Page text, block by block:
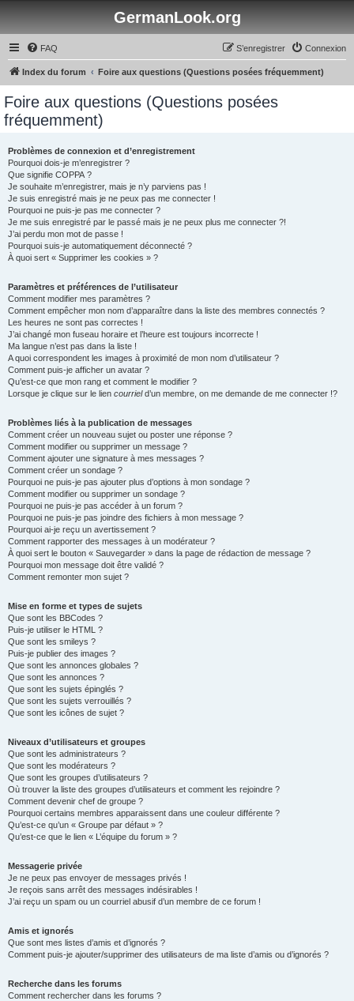
GermanLook.org
FAQ Connexion
S’enregistrer
Index du forum Foire aux questions (Questions posées fréquemment)
Foire aux questions (Questions posées
fréquemment)
Problèmes de connexion et d’enregistrement
Pourquoi dois-je m’enregistrer ?
Que signifie COPPA ?
Je souhaite m’enregistrer, mais je n’y parviens pas !
Je suis enregistré mais je ne peux pas me connecter !
Pourquoi ne puis-je pas me connecter ?
Je me suis enregistré par le passé mais je ne peux plus me connecter ?!
J’ai perdu mon mot de passe !
Pourquoi suis-je automatiquement déconnecté ?
À quoi sert « Supprimer les cookies » ?
Paramètres et préférences de l’utilisateur
Comment modifier mes paramètres ?
Comment empêcher mon nom d’apparaître dans la liste des membres connectés ?
Les heures ne sont pas correctes !
J’ai changé mon fuseau horaire et l’heure est toujours incorrecte !
Ma langue n’est pas dans la liste !
A quoi correspondent les images à proximité de mon nom d’utilisateur ?
Comment puis-je afficher un avatar ?
Qu’est-ce que mon rang et comment le modifier ?
Lorsque je clique sur le lien courrield’un membre, on me demande de me connecter !?
Problèmes liés à la publication de messages
Comment créer un nouveau sujet ou poster une réponse ?
Comment modifier ou supprimer un message ?
Comment ajouter une signature à mes messages ?
Comment créer un sondage ?
Pourquoi ne puis-je pas ajouter plus d’options à mon sondage ?
Comment modifier ou supprimer un sondage ?
Pourquoi ne puis-je pas accéder à un forum ?
Pourquoi ne puis-je pas joindre des fichiers à mon message ?
Pourquoi ai-je reçu un avertissement ?
Comment rapporter des messages à un modérateur ?
À quoi sert le bouton « Sauvegarder » dans la page de rédaction de message ?
Pourquoi mon message doit être validé ?
Comment remonter mon sujet ?
Mise en forme et types de sujets
Que sont les BBCodes ?
Puis-je utiliser le HTML ?
Que sont les smileys ?
Puis-je publier des images ?
Que sont les annonces globales ?
Que sont les annonces ?
Que sont les sujets épinglés ?
Que sont les sujets verrouillés ?
Que sont les icônes de sujet ?
Niveaux d’utilisateurs et groupes
Que sont les administrateurs ?
Que sont les modérateurs ?
Que sont les groupes d’utilisateurs ?
Où trouver la liste des groupes d’utilisateurs et comment les rejoindre ?
Comment devenir chef de groupe ?
Pourquoi certains membres apparaissent dans une couleur différente ?
Qu’est-ce qu’un « Groupe par défaut » ?
Qu’est-ce que le lien « L’équipe du forum » ?
Messagerie privée
Je ne peux pas envoyer de messages privés !
Je reçois sans arrêt des messages indésirables !
J’ai reçu un spam ou un courriel abusif d’un membre de ce forum !
Amis et ignorés
Que sont mes listes d’amis et d’ignorés ?
Comment puis-je ajouter/supprimer des utilisateurs de ma liste d’amis ou d’ignorés ?
Recherche dans les forums
Comment rechercher dans les forums ?